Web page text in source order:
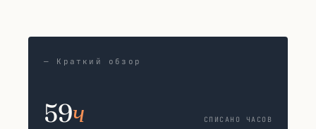
— Краткий обзор
59ч СПИСАНО ЧАСОВ